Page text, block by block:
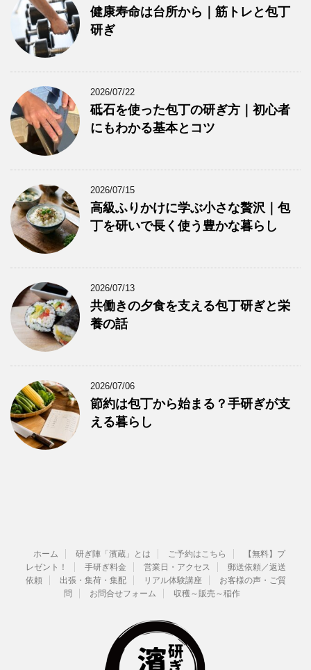
健康寿命は台所から｜筋トレと包丁
研ぎ
2026/07/22
砥石を使った包丁の研ぎ方｜初心者
にもわかる基本とコツ
2026/07/15
高級ふりかけに学ぶ小さな贅沢｜包
丁を研いで長く使う豊かな暮らし
2026/07/13
共働きの夕食を支える包丁研ぎと栄
養の話
2026/07/06
節約は包丁から始まる？手研ぎが支
える暮らし
ホーム 研ぎ陣「濱蔵」とは ご予約はこちら
【無料】プ
レゼント！
手研ぎ料金 営業日・アクセス
郵送依頼／返送
依頼
出張・集荷・集配 リアル体験講座
お客様の声・ご質
問
お問合せフォーム 収穫～販売～稲作